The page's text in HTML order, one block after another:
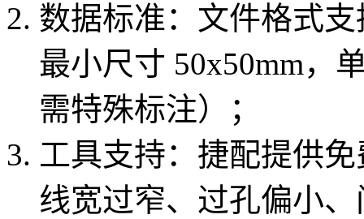
数据标准：文件格式支
最小尺寸 50x50mm，
需特殊标注）；
工具支持：捷配提供
线宽过窄、过孔偏小